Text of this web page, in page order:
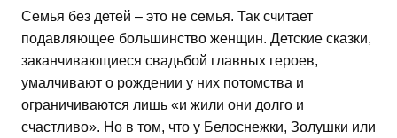
Семья без детей – это не семья. Так считает
подавляющее большинство женщин. Детские сказки,
заканчивающиеся свадьбой главных героев,
умалчивают о рождении у них потомства и
ограничиваются лишь «и жили они долго и
счастливо». Но в том, что у Белоснежки, Золушки или